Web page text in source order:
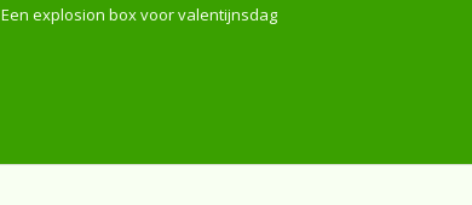
Een explosion box voor valentijnsdag